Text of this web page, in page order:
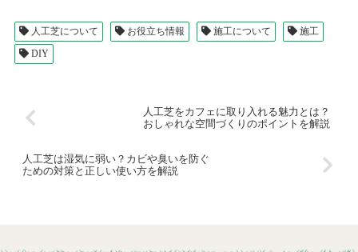
人工芝について お役立ち情報 施工について
施工
DIY
人工芝をカフェに取り入れる魅力とは？
おしゃれな空間づくりのポイントを解説
人工芝は湿気に弱い？カビや臭いを防ぐ
ための対策と正しい使い方を解説